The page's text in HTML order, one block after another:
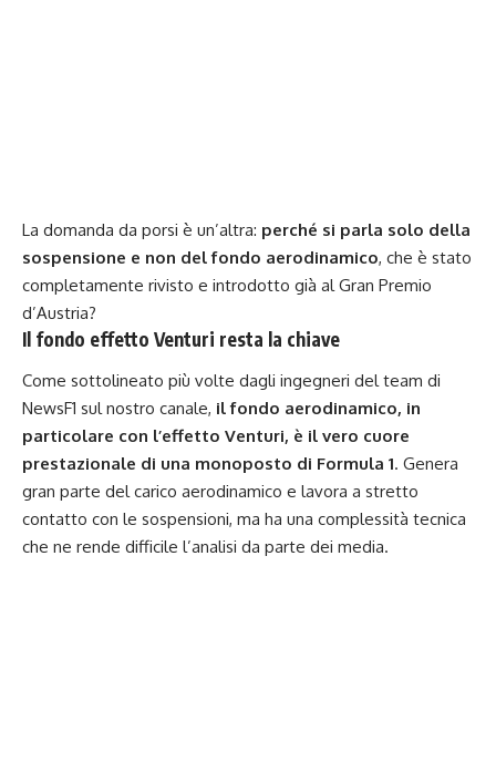
La domanda da porsi è un’altra: perché si parla solo della
sospensione e non del fondo aerodinamico, che è stato
completamente rivisto e introdotto già al Gran Premio
d’Austria?
Il fondo effetto Venturi resta la chiave
Come sottolineato più volte dagli ingegneri del team di
NewsF1 sul nostro canale, il fondo aerodinamico, in
particolare con l’effetto Venturi, è il vero cuore
prestazionale di una monoposto di Formula 1. Genera
gran parte del carico aerodinamico e lavora a stretto
contatto con le sospensioni, ma ha una complessità tecnica
che ne rende difficile l’analisi da parte dei media.